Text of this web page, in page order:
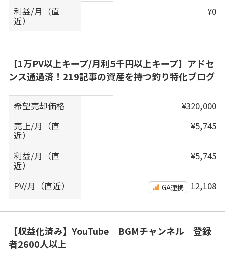
利益/月（直
近）
¥0
【1万PV以上キープ/月利5千円以上キープ】アドセ
ンス通過済！219記事の資産を持つ釣り特化ブログ
希望売却価格
¥320,000
売上/月（直
近）
¥5,745
利益/月（直
近）
¥5,745
PV/月（直近） GA連携 12,108
【収益化済み】YouTube BGMチャンネル 登録
者2600人以上